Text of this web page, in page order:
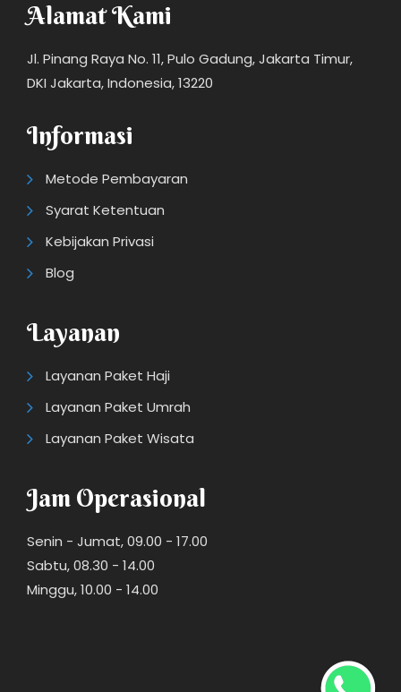
Alamat Kami
Jl. Pinang Raya No. 11, Pulo Gadung, Jakarta Timur,
DKI Jakarta, Indonesia, 13220
Informasi
Metode Pembayaran
Syarat Ketentuan
Kebijakan Privasi
Blog
Layanan
Layanan Paket Haji
Layanan Paket Umrah
Layanan Paket Wisata
Jam Operasional
Senin - Jumat, 09.00 - 17.00
Sabtu, 08.30 - 14.00
Minggu, 10.00 - 14.00